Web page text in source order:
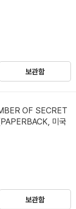
보관함
OF SECRET
미국
보관함